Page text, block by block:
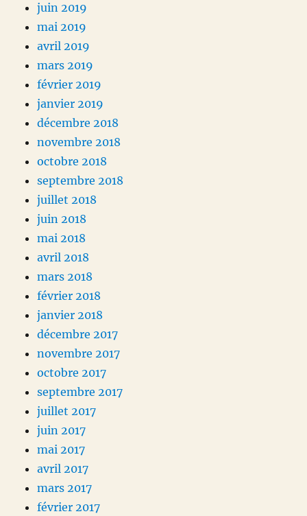
juin 2019
mai 2019
avril 2019
mars 2019
février 2019
janvier 2019
décembre 2018
novembre 2018
octobre 2018
septembre 2018
juillet 2018
juin 2018
mai 2018
avril 2018
mars 2018
février 2018
janvier 2018
décembre 2017
novembre 2017
octobre 2017
septembre 2017
juillet 2017
juin 2017
mai 2017
avril 2017
mars 2017
février 2017